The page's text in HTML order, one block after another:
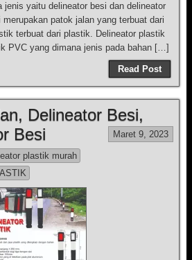
jenis yaitu delineator besi dan delineator
patok jalan yang terbuat dari
terbuat dari plastik. Delineator plastik
PVC yang dimana jenis pada bahan […]
Read Post
Delineator Besi,
Besi
Maret 9, 2023
plastik murah